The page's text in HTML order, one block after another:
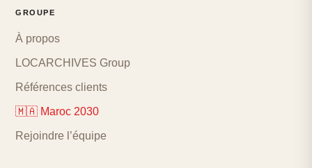
GROUPE
À propos
LOCARCHIVES Group
Références clients
🇲🇦 Maroc 2030
Rejoindre l’équipe